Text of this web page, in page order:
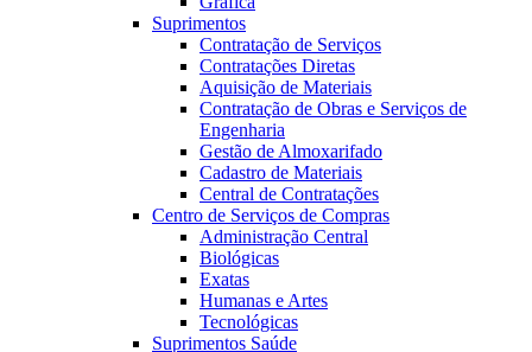
Suprimentos
Contratação de Serviços
Contratações Diretas
Aquisição de Materiais
Contratação de Obras e Serviços de
Engenharia
Gestão de Almoxarifado
Cadastro de Materiais
Central de Contratações
Centro de Serviços de Compras
Administração Central
Biológicas
Exatas
Humanas e Artes
Tecnológicas
Suprimentos Saúde